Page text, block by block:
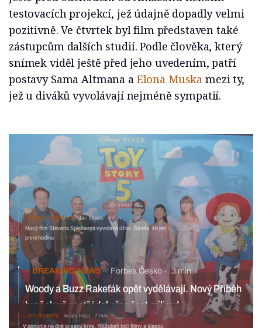
testovacích projekcí, jež údajně dopadly velmi
pozitivně. Ve čtvrtek byl film představen také
zástupcům dalších studií. Podle člověka, který
snímek viděl ještě před jeho uvedením, patří
postavy Sama Altmana a Elona Muska mezi ty,
jež u diváků vyvolávají nejméně sympatií.
FILMY & SERIÁLY Jan Škoda 4 min
Nový film Stevena Spielberga vyvolává úžas. Škoda, že jen
první hodinu
BREAKING NEWS Forbes Česko 3 min
Woody a Buzz Rakeťák opět vydělávají. Nový Příběh
hraček už nastřádal přes šest miliard
YOUTUBEŘI Adam Hecl 7 min
V ponorce na dně oceánu krve. Youtubeři točí filmy a šlapou